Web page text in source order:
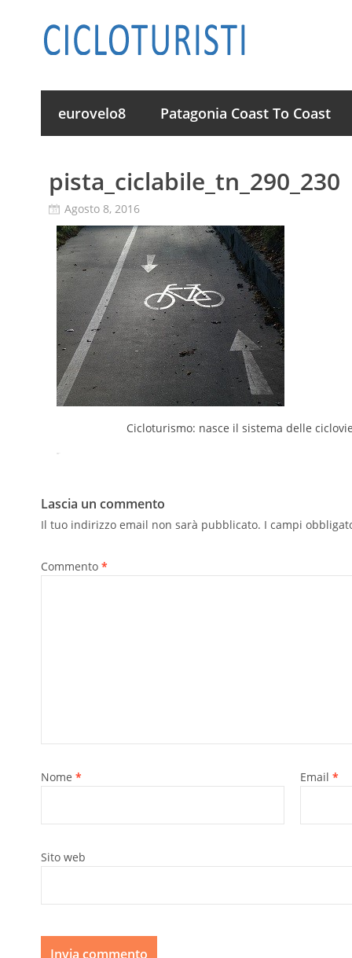
eurovelo8 Patagonia Coast To Coast
pista_ciclabile_tn_290_230
Agosto 8, 2016
Cicloturismo: nasce il sistema delle
Lascia un commento
Il tuo indirizzo email non sarà pubblicato. I campi
Commento *
Nome * Email *
Sito web